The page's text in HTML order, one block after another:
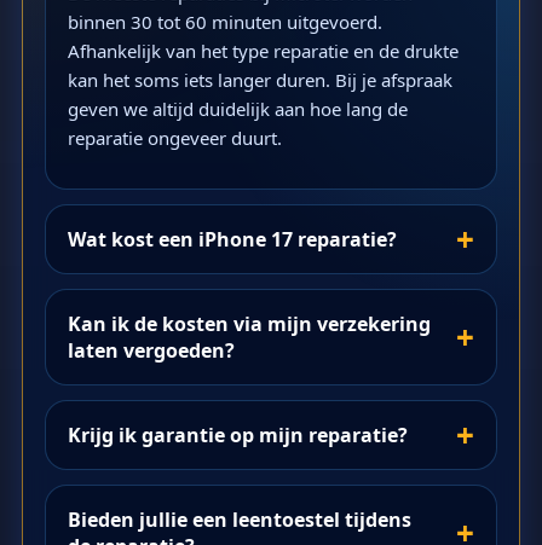
binnen 30 tot 60 minuten uitgevoerd.
Afhankelijk van het type reparatie en de drukte
kan het soms iets langer duren. Bij je afspraak
geven we altijd duidelijk aan hoe lang de
reparatie ongeveer duurt.
Wat kost een iPhone 17 reparatie?
Kan ik de kosten via mijn verzekering
laten vergoeden?
Krijg ik garantie op mijn reparatie?
Bieden jullie een leentoestel tijdens